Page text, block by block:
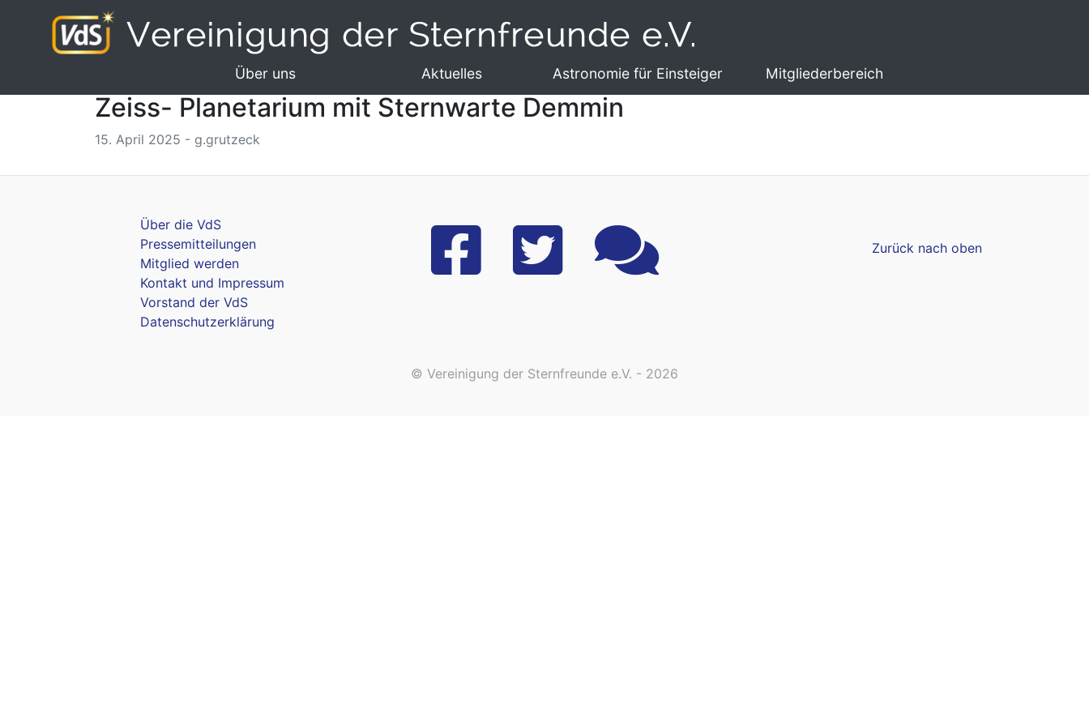
Über uns Aktuelles Astronomie für Einsteiger Mitgliederbereich
Zeiss- Planetarium mit Sternwarte Demmin
15. April 2025 - g.grutzeck
Über die VdS
Pressemitteilungen
Mitglied werden
Kontakt und Impressum
Vorstand der VdS
Datenschutzerklärung
Zurück nach oben
© Vereinigung der Sternfreunde e.V. - 2026